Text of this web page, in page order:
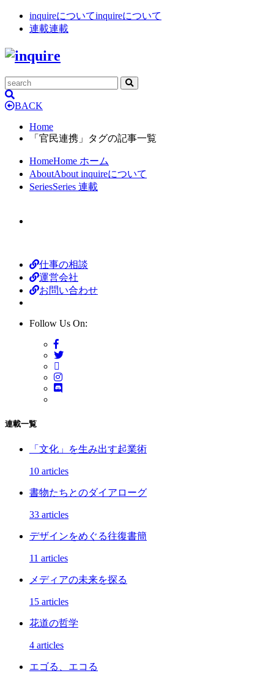
inquireについてinquireについて
連載連載
BACK
Home
「官民連携」タグの記事一覧
HomeHome ホーム
AboutAbout inquireについて
SeriesSeries 連載
仕事の相談
運営会社
お問い合わせ
Follow Us On:
連載一覧
「文化」を生み出す起業術
10 articles
書物たちとのダイアローグ
33 articles
デザインをめぐる往復書簡
11 articles
メディアの未来を探る
15 articles
花道の哲学
4 articles
エゴる、エコる